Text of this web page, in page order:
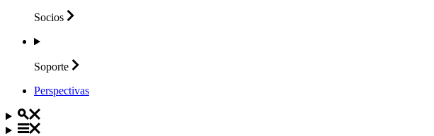
Socios
Soporte
Perspectivas